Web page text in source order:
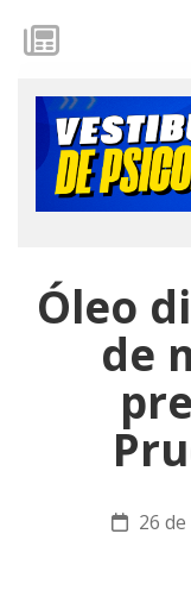
Óleo
de
26